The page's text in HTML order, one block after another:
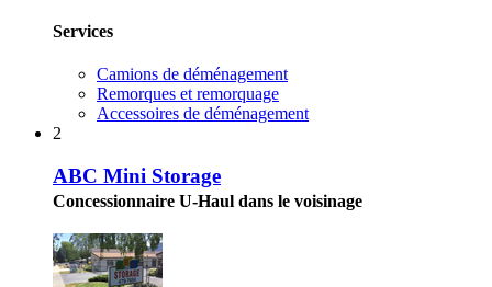
Services
Camions de déménagement
Remorques et remorquage
Accessoires de déménagement
2
ABC Mini Storage
Concessionnaire U-Haul dans le voisinage